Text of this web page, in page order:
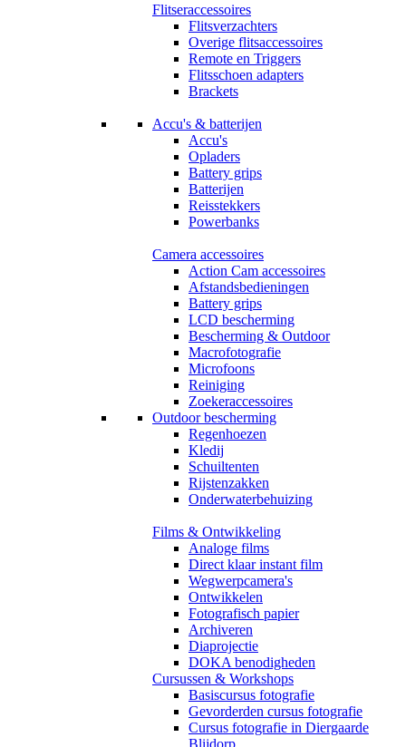
Flitseraccessoires
Flitsverzachters
Overige flitsaccessoires
Remote en Triggers
Flitsschoen adapters
Brackets
Accu's & batterijen
Accu's
Opladers
Battery grips
Batterijen
Reisstekkers
Powerbanks
Camera accessoires
Action Cam accessoires
Afstandsbedieningen
Battery grips
LCD bescherming
Bescherming & Outdoor
Macrofotografie
Microfoons
Reiniging
Zoekeraccessoires
Outdoor bescherming
Regenhoezen
Kledij
Schuiltenten
Rijstenzakken
Onderwaterbehuizing
Films & Ontwikkeling
Analoge films
Direct klaar instant film
Wegwerpcamera's
Ontwikkelen
Fotografisch papier
Archiveren
Diaprojectie
DOKA benodigheden
Cursussen & Workshops
Basiscursus fotografie
Gevorderden cursus fotografie
Cursus fotografie in Diergaarde
Blijdorp